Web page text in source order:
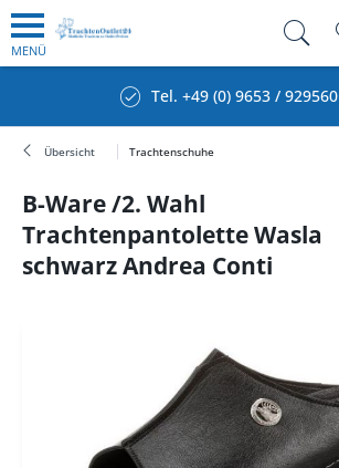
MENÜ
Tel. +49 (0) 9653 / 929560
Übersicht Trachtenschuhe
B-Ware /2. Wahl
Trachtenpantolette Wasla
schwarz Andrea Conti